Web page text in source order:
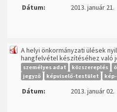
Dátum:
2013. január 21.
A helyi önkormányzati ülések
hangfelvétel készítéséhez való
személyes adat közszereplés
jegyző
képviselő-testület
Dátum:
2013. január 02.